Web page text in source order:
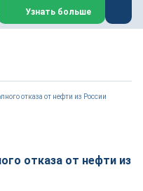
паровых турбин
газовых и паровых
ТЭС,
Узнать больше
отказа от нефти из России
отказа от нефти из